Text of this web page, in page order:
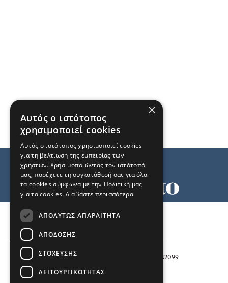
Αριθμός Πιστοποίησης Μ.Η.Τ. 242099
×
Αυτός ο ιστότοπος
χρησιμοποιεί cookies
Αυτός ο ιστότοπος χρησιμοποιεί cookies
για τη βελτίωση της εμπειρίας των
χρηστών. Χρησιμοποιώντας τον ιστότοπό
μας, παρέχετε τη συγκατάθεσή σας για όλα
τα cookies σύμφωνα με την Πολιτική μας
για τα cookies. Διαβάστε περισσότερα
ΑΠΟΛΎΤΩΣ ΑΠΑΡΑΊΤΗΤΑ
ΑΠΌΔΟΣΗΣ
ΣΤΌΧΕΥΣΗΣ
ΛΕΙΤΟΥΡΓΙΚΌΤΗΤΑΣ